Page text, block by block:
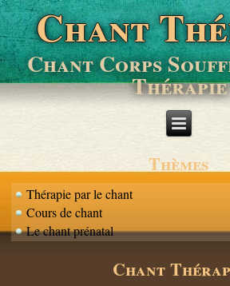
Chant
Chant Corps
Thérapie
Thèmes
Thérapie par le chant
Cours de chant
Le chant prénatal
Chant